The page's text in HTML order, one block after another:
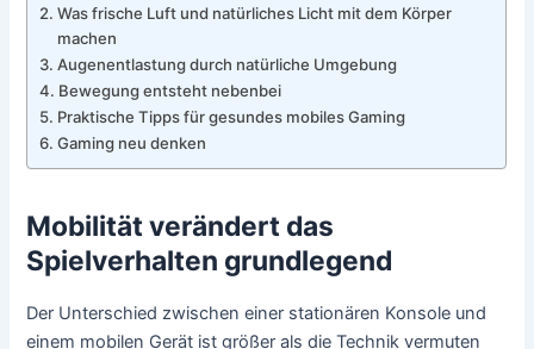
Was frische Luft und natürliches Licht mit dem Körper
machen
Augenentlastung durch natürliche Umgebung
Bewegung entsteht nebenbei
Praktische Tipps für gesundes mobiles Gaming
Gaming neu denken
Mobilität verändert das
Spielverhalten grundlegend
Der Unterschied zwischen einer stationären Konsole und
einem mobilen Gerät ist größer als die Technik vermuten